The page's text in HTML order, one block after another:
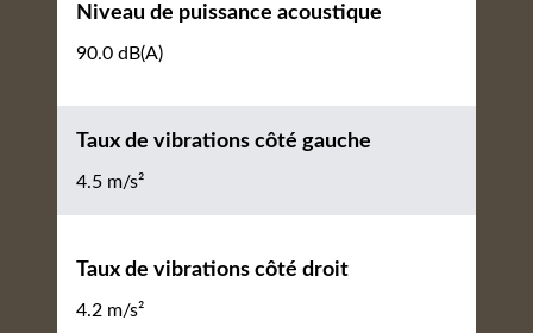
Niveau de puissance acoustique
90.0 dB(A)
Taux de vibrations côté gauche
4.5 m/s²
Taux de vibrations côté droit
4.2 m/s²